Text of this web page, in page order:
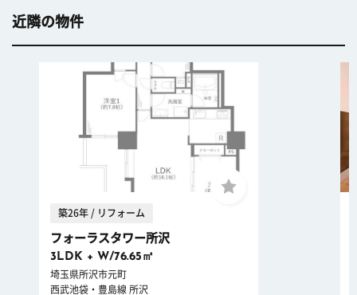
近隣の物件
築26年 / リフォーム
フォーラスタワー所沢
3LDK + W/76.65㎡
埼玉県所沢市元町
西武池袋・豊島線 所沢